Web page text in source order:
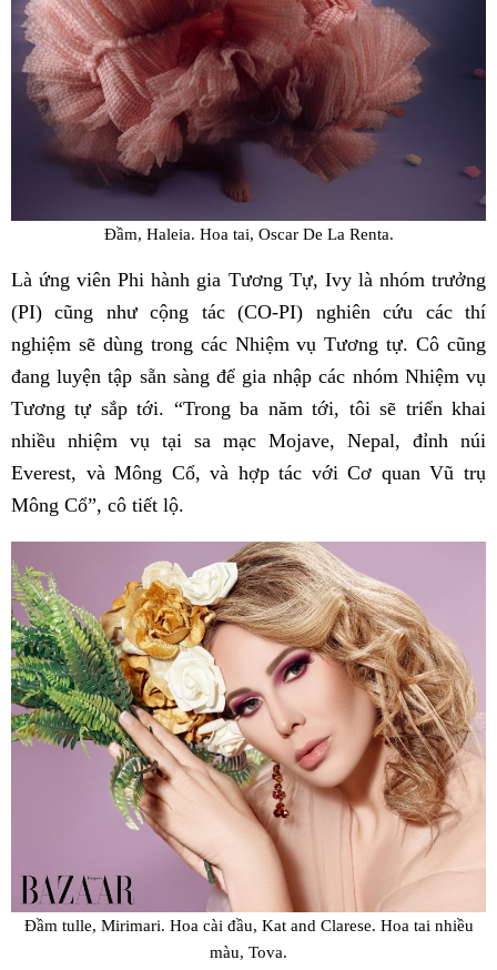
Đầm, Haleia. Hoa tai, Oscar De La Renta.
Là ứng viên Phi hành gia Tương Tự, Ivy là nhóm trưởng
(PI) cũng như cộng tác (CO-PI) nghiên cứu các thí
nghiệm sẽ dùng trong các Nhiệm vụ Tương tự. Cô cũng
đang luyện tập sẵn sàng để gia nhập các nhóm Nhiệm vụ
Tương tự sắp tới. “Trong ba năm tới, tôi sẽ triển khai
nhiều nhiệm vụ tại sa mạc Mojave, Nepal, đỉnh núi
Everest, và Mông Cổ, và hợp tác với Cơ quan Vũ trụ
Mông Cổ”, cô tiết lộ.
Đầm tulle, Mirimari. Hoa cài đầu, Kat and Clarese. Hoa tai nhiều
màu, Tova.